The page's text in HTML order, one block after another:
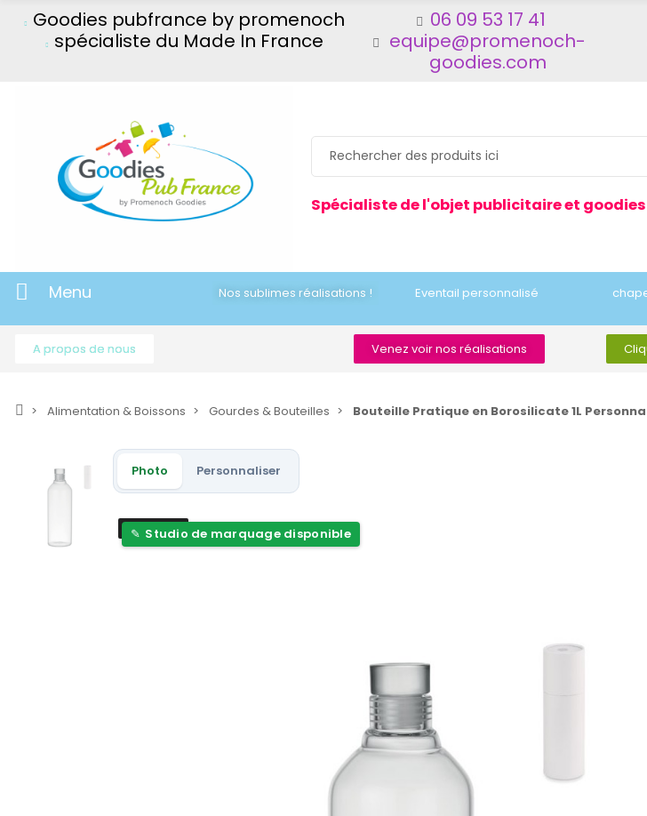
Goodies pubfrance by promenoch
spécialiste du Made In France
06 09 53 17 41
equipe@promenoch-
goodies.com
Spécialiste de l'objet publicitaire et goodies
Menu Nos sublimes réalisations ! Eventail personnalisé
A propos de nous Venez voir nos réalisations
Alimentation & Boissons Gourdes & Bouteilles Bouteille Pratique en Borosilicate 1L
Photo Personnaliser
Nouveau
Studio de marquage disponible